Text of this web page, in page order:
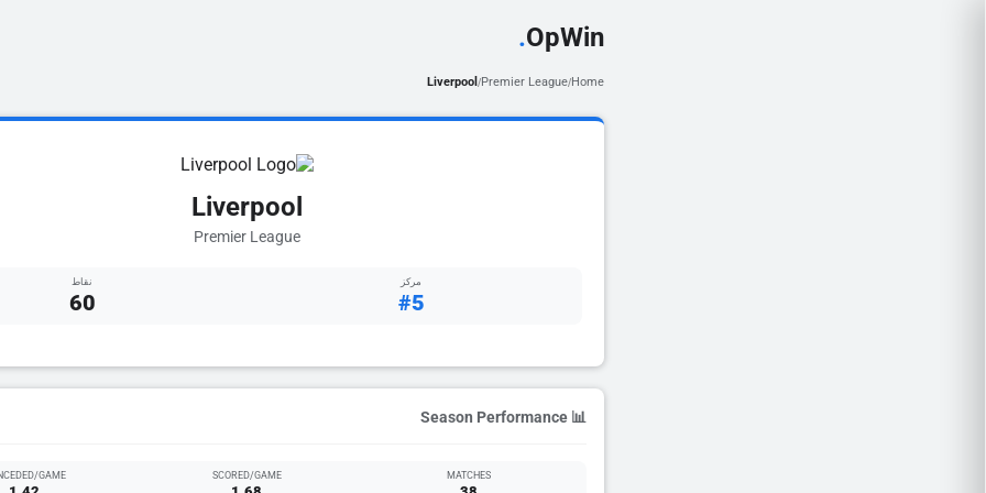
OpWin
.
Home
/
Premier League
/
Liverpool
Liverpool
Premier League
مركز
#5
نقاط
60
📊 Season Performance
MATCHES
SCORED/GAME
GAME